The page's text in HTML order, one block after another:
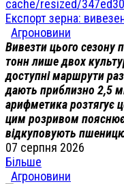
Експорт зерна:
Агроновини
Вивезти цього сезону
тонн лише двох
доступні маршрути
дають приблизно 2,5
арифметика розтягує
цим розривом
відкуповують
07 серпня 2026
Більше
Агроновини